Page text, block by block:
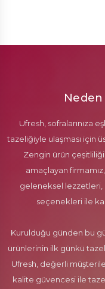
Ufresh, sofralarınıza
tazeliğiyle ulaşması için
Zengin ürün
amaçlayan
geleneksel lezzetleri,
seçenekleri ile
Kurulduğu günden bu
ürünlerinin ilk günkü
Ufresh, değerli müşterileri
kalite güvencesi ile